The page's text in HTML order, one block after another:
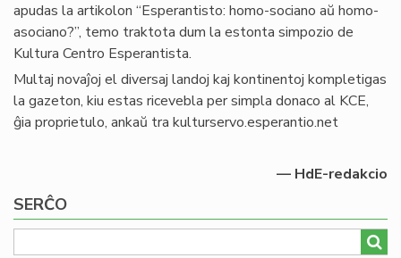
apudas la artikolon “Esperantisto: homo-sociano aŭ homo-
asociano?”, temo traktota dum la estonta simpozio de
Kultura Centro Esperantista.
Multaj novaĵoj el diversaj landoj kaj kontinentoj kompletigas
la gazeton, kiu estas ricevebla per simpla donaco al KCE,
ĝia proprietulo, ankaŭ tra kulturservo.esperantio.net
— HdE-redakcio
SERĈO